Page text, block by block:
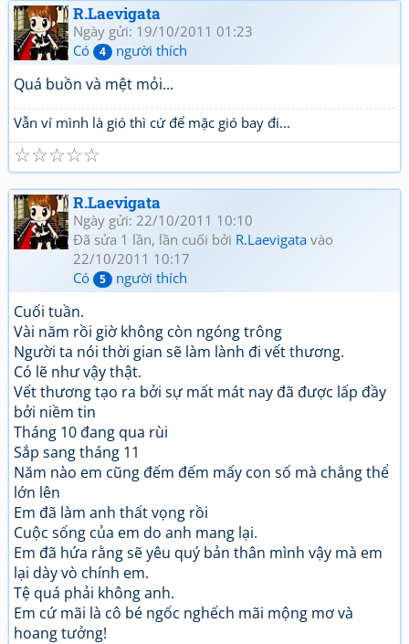
R.Laevigata
Ngày gửi: 19/10/2011 01:23
Có
4 người thích
Quá buồn và mệt mỏi...
Vẫn ví mình là gió thì cứ để mặc gió bay đi...
☆
☆
☆
☆
☆
R.Laevigata
Ngày gửi: 22/10/2011 10:10
Đã sửa 1 lần, lần cuối bởi R.Laevigata vào
22/10/2011 10:17
Có
5 người thích
Cuối tuần.
Vài năm rồi giờ không còn ngóng trông
Người ta nói thời gian sẽ làm lành đi vết thương.
Có lẽ như vậy thật.
Vết thương tạo ra bởi sự mất mát nay đã được lấp đầy
bởi niềm tin
Tháng 10 đang qua rùi
Sắp sang tháng 11
Năm nào em cũng đếm đếm mấy con số mà chẳng thể
lớn lên
Em đã làm anh thất vọng rồi
Cuộc sống của em do anh mang lại.
Em đã hứa rằng sẽ yêu quý bản thân mình vậy mà em
lại dày vò chính em.
Tệ quá phải không anh.
Em cứ mãi là cô bé ngốc nghếch mãi mộng mơ và
hoang tưởng!